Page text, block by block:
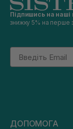
Підпишись на наші
знижку 5% на перше
Email
ДОПОМОГА